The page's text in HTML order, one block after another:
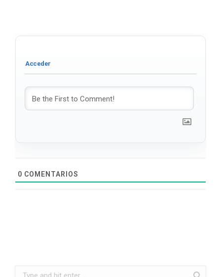
0 COMENTARIOS
Search: